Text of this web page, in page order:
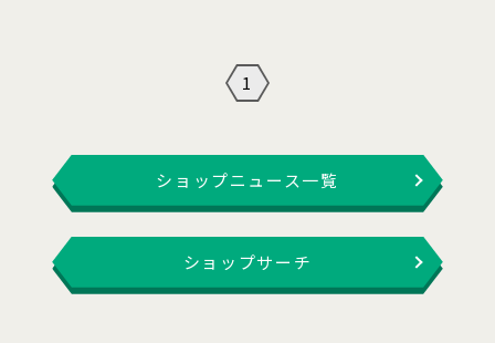
1
ショップニュース一覧
ショップサーチ